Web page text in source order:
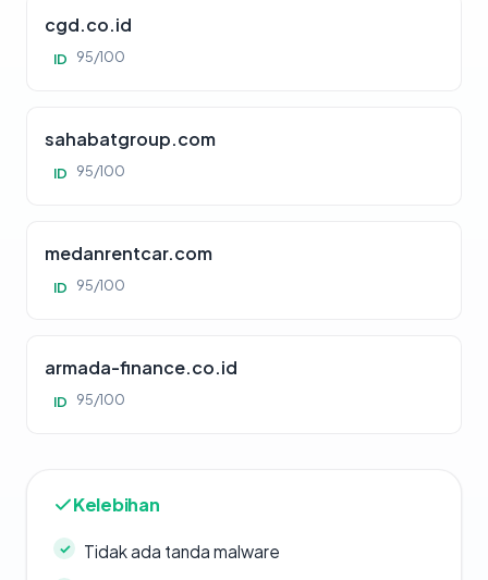
cgd.co.id
ID 95/100
sahabatgroup.com
ID 95/100
medanrentcar.com
ID 95/100
armada-finance.co.id
ID 95/100
Kelebihan
Tidak ada tanda malware